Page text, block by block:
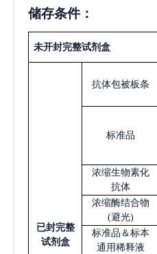
储存条件：
未开封完整试剂盒
已封完整
试剂盒
抗体包被板条
标准品
浓缩生物素化
抗体
浓缩酶结合物
(避光)
标准品＆标本
通用稀释液